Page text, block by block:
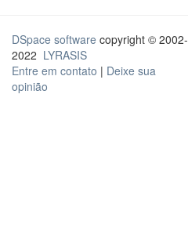
DSpace software copyright © 2002-
2022 LYRASIS
Entre em contato | Deixe sua
opinião